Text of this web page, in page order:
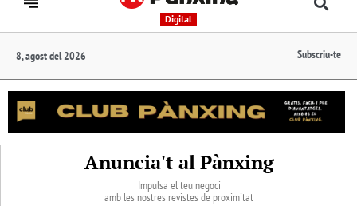
Digital
8, agost del 2026 Subscriu-te
Anuncia't al Pànxing
Impulsa el teu negoci
amb les nostres revistes de proximitat